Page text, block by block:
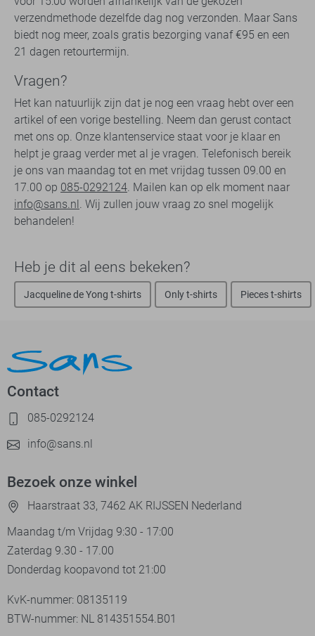
verzendmethode dezelfde dag nog verzonden. Maar Sans
biedt nog meer, zoals gratis bezorging vanaf €95 en een
21 dagen retourtermijn.
Vragen?
Het kan natuurlijk zijn dat je nog een vraag hebt over een
artikel of een vorige bestelling. Neem dan gerust contact
met ons op. Onze klantenservice staat voor je klaar en
helpt je graag verder met al je vragen. Telefonisch bereik
je ons van maandag tot en met vrijdag tussen 09.00 en
17.00 op 085-0292124. Mailen kan op elk moment naar
info@sans.nl. Wij zullen jouw vraag zo snel mogelijk
behandelen!
Heb je dit al eens bekeken?
Jacqueline de Yong t-shirts Only t-shirts Pieces t-shirts
Contact
085-0292124
info@sans.nl
Bezoek onze winkel
Haarstraat 33, 7462 AK RIJSSEN Nederland
Maandag t/m Vrijdag 9:30 - 17:00
Zaterdag 9.30 - 17.00
Donderdag koopavond tot 21:00
KvK-nummer: 08135119
BTW-nummer: NL 814351554.B01